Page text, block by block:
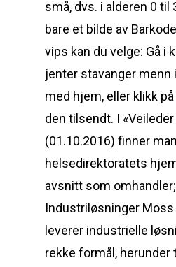
små, dvs. i alderen 0 til
bare et bilde av
vips kan du velge: Gå i
jenter stavanger
med hjem, eller klikk
den tilsendt. I
(01.10.2016) finner
helsedirektoratets
avsnitt som omhandler;
Industriløsninger
leverer industrielle
rekke formål, herunder